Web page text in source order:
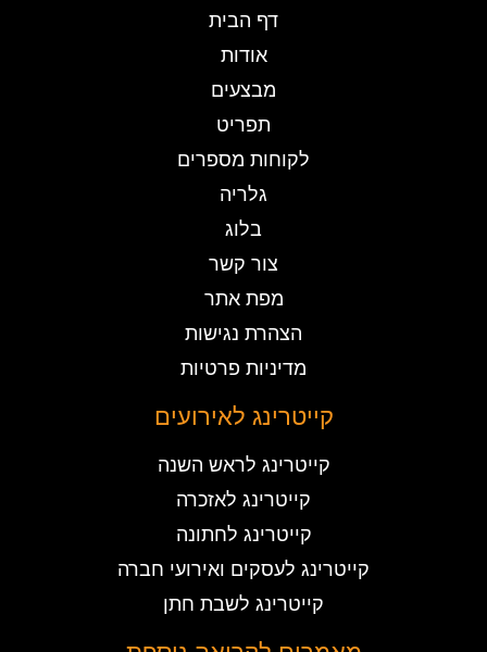
דף הבית
אודות
מבצעים
תפריט
לקוחות מספרים
גלריה
בלוג
צור קשר
מפת אתר
הצהרת נגישות
מדיניות פרטיות
קייטרינג לאירועים
קייטרינג לראש השנה
קייטרינג לאזכרה
קייטרינג לחתונה
קייטרינג לעסקים ואירועי חברה
קייטרינג לשבת חתן